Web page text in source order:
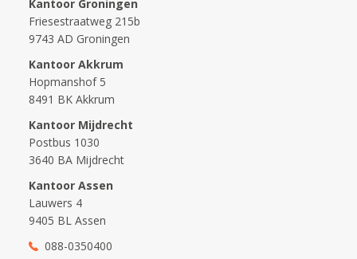
Kantoor Groningen
Friesestraatweg 215b
9743 AD Groningen
Kantoor Akkrum
Hopmanshof 5
8491 BK Akkrum
Kantoor Mijdrecht
Postbus 1030
3640 BA Mijdrecht
Kantoor Assen
Lauwers 4
9405 BL Assen
088-0350400